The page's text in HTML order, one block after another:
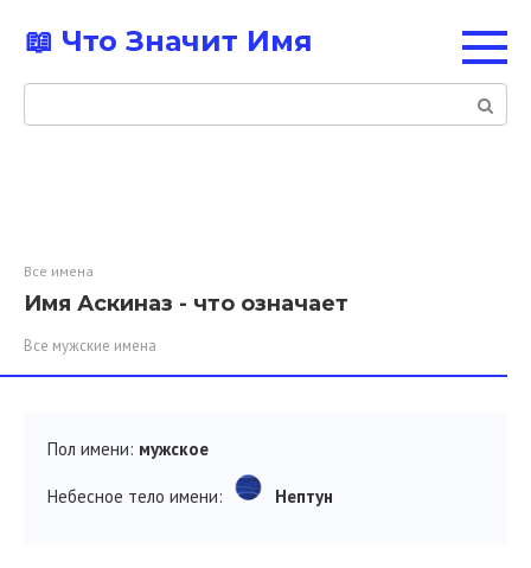
контенту
📖 Что Значит Имя
Поиск:
Все имена
Имя Аскиназ - что означает
Все мужские имена
Пол имени: мужское
Небесное тело имени: Нептун